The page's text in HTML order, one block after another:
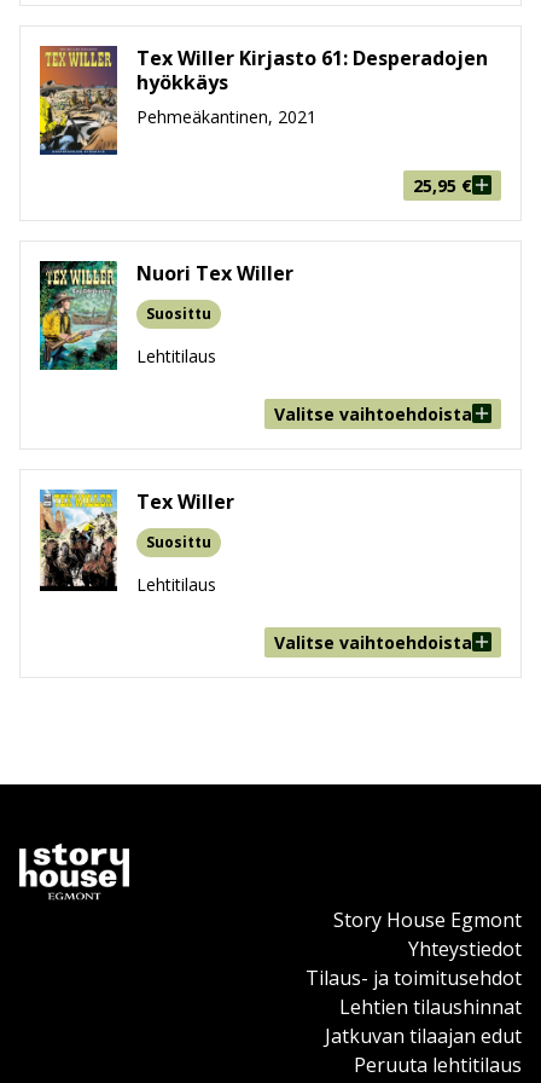
Tex Willer Kirjasto 61: Desperadojen
hyökkäys
Pehmeäkantinen, 2021
25,95 €
Nuori Tex Willer
Suosittu
Lehtitilaus
Valitse vaihtoehdoista
Tex Willer
Suosittu
Lehtitilaus
Valitse vaihtoehdoista
Story House Egmont
Yhteystiedot
Tilaus- ja toimitusehdot
Lehtien tilaushinnat
Jatkuvan tilaajan edut
Peruuta lehtitilaus